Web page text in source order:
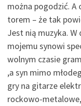
można pogodzić. A
torem – że tak
Jest nią muzyka. W
mojemu synowi
wolnym czasie
,a syn mimo
gry na gitarze
rockowo-